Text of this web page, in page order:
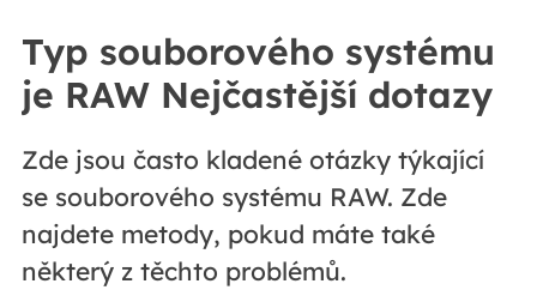
Typ souborového systému
je RAW Nejčastější dotazy
Zde jsou často kladené otázky týkající
se souborového systému RAW. Zde
najdete metody, pokud máte také
některý z těchto problémů.